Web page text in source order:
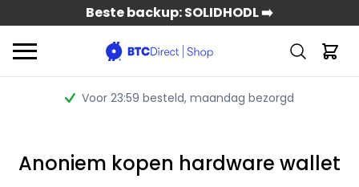
Beste backup: SOLIDHODL ➡️
Voor 23:59 besteld, maandag bezorgd
Anoniem kopen hardware wallet